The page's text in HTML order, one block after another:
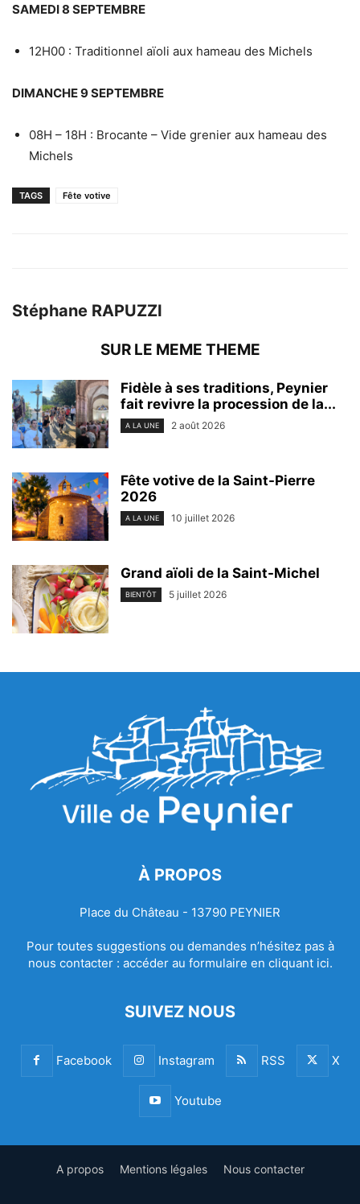
SAMEDI 8 SEPTEMBRE
12H00 : Traditionnel aïoli aux hameau des Michels
DIMANCHE 9 SEPTEMBRE
08H – 18H : Brocante – Vide grenier aux hameau des
Michels
TAGS Fête votive
Stéphane RAPUZZI
SUR LE MEME THEME
Fidèle à ses traditions, Peynier
fait revivre la procession de la...
A LA UNE 2 août 2026
Fête votive de la Saint-Pierre
2026
A LA UNE 10 juillet 2026
Grand aïoli de la Saint-Michel
BIENTÔT 5 juillet 2026
À PROPOS
Place du Château - 13790 PEYNIER
Pour toutes suggestions ou demandes n’hésitez pas à
nous contacter : accéder au formulaire en cliquant ici.
SUIVEZ NOUS
Facebook Instagram RSS X
Youtube
A propos Mentions légales Nous contacter